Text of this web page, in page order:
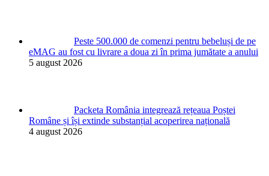
Peste 500.000 de comenzi pentru bebeluși de pe
eMAG au fost cu livrare a doua zi în prima jumătate a anului
5 august 2026
Packeta România integrează rețeaua Poștei
Române și își extinde substanțial acoperirea națională
4 august 2026